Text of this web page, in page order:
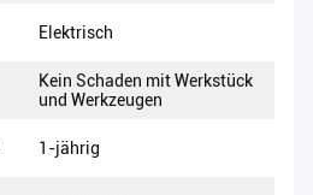
Elektrisch
Kein Schaden mit Werkstück
und Werkzeugen
1-jährig